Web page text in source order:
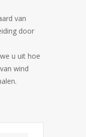
van
door
u uit hoe
wind